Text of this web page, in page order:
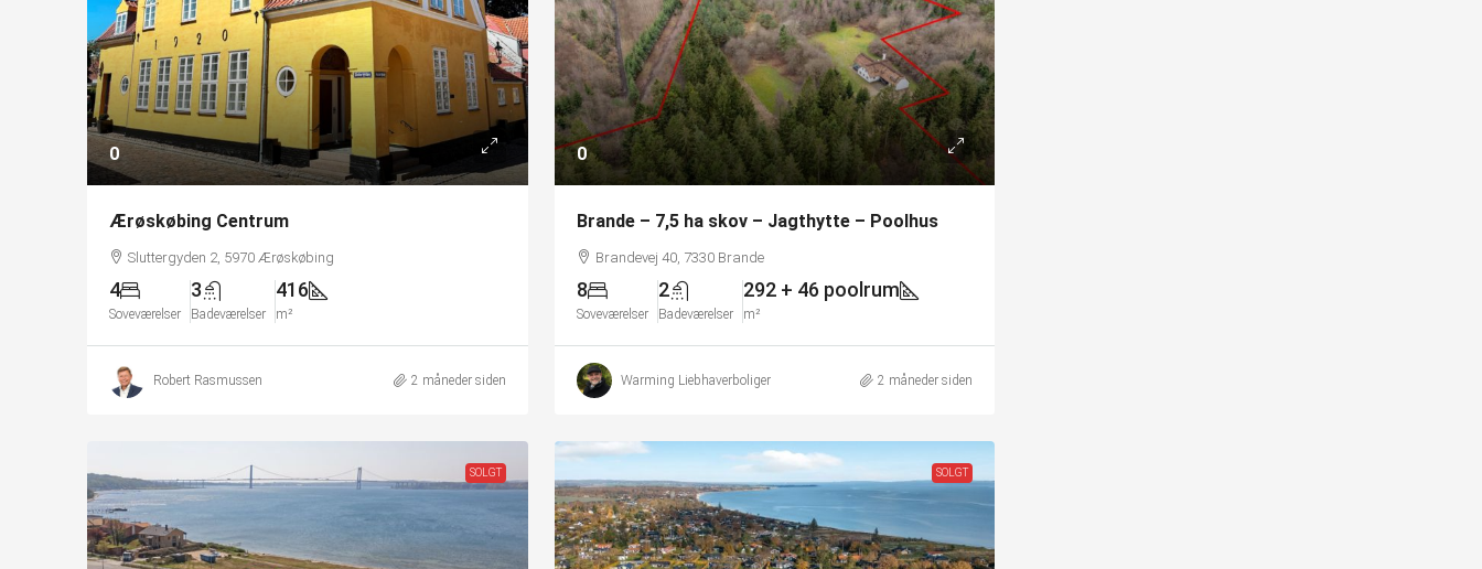
0
Ærøskøbing Centrum
Sluttergyden 2, 5970 Ærøskøbing
4
Soveværelser
3
Badeværelser
416
m²
Robert Rasmussen 2 måneder siden
0
Brande – 7,5 ha skov – Jagthytte – Poolhus
Brandevej 40, 7330 Brande
8
Soveværelser
2
Badeværelser
292 + 46 poolrum
m²
Warming Liebhaverboliger 2 måneder siden
SOLGT SOLGT